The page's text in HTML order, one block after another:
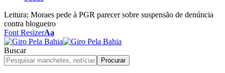
Leitura: Moraes pede à PGR parecer sobre suspensão de denúncia
contra blogueiro
Font ResizerAa
Buscar